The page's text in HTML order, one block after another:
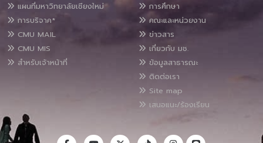
แผนที่มหาวิทยาลัยเชียงใหม่
การบริจาค*
CMU MAIL
CMU MIS
สำหรับเจ้าหน้าที่
การศึกษา
คณะและหน่วยงาน
ข่าวสาร
เกี่ยวกับ มช.
ข้อมูลสาธารณะ
ติดต่อเรา
Site map
เสนอแนะ/ร้องเรียน